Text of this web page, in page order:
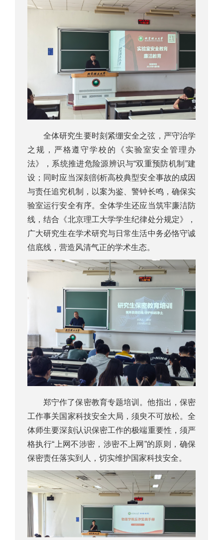
全体研究生要时刻紧绷安全之弦，严守治学
之规，严格遵守学校的《实验室安全管理办
法》，系统推进危险源辨识与“双重预防机制”建
设；同时应当深刻剖析高校典型安全事故的成因
与责任追究机制，以案为鉴、警钟长鸣，确保实
验室运行安全有序。全体学生还应当筑牢廉洁防
线，结合《北京理工大学学生纪律处分规定》，
广大研究生在学术研究与日常生活中务必恪守诚
信底线，营造风清气正的学术生态。
郑宁作了保密教育专题培训。他指出，保密
工作事关国家科技安全大局，须臾不可放松。全
体师生要深刻认识保密工作的极端重要性，须严
格执行“上网不涉密，涉密不上网”的原则，确保
保密责任落实到人，切实维护国家科技安全。